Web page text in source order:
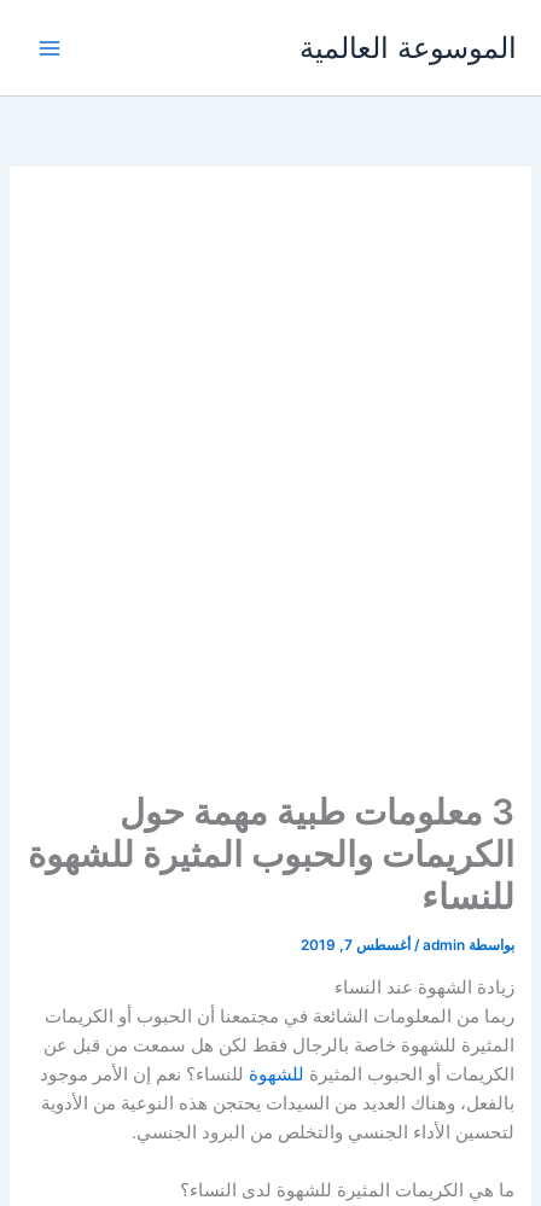
الموسوعة العالمية
3 معلومات طبية مهمة حول
الكريمات والحبوب المثيرة للشهوة
للنساء
بواسطة admin
/أغسطس 7, 2019
زيادة الشهوة عند النساء
ربما من المعلومات الشائعة في مجتمعنا أن الحبوب أو الكريمات
المثيرة للشهوة خاصة بالرجال فقط لكن هل سمعت من قبل عن
الكريمات أو الحبوب المثيرة للشهوة للنساء؟ نعم إن الأمر موجود
بالفعل، وهناك العديد من السيدات يحتجن هذه النوعية من الأدوية
لتحسين الأداء الجنسي والتخلص من البرود الجنسي.
ما هي الكريمات المثيرة للشهوة لدى النساء؟